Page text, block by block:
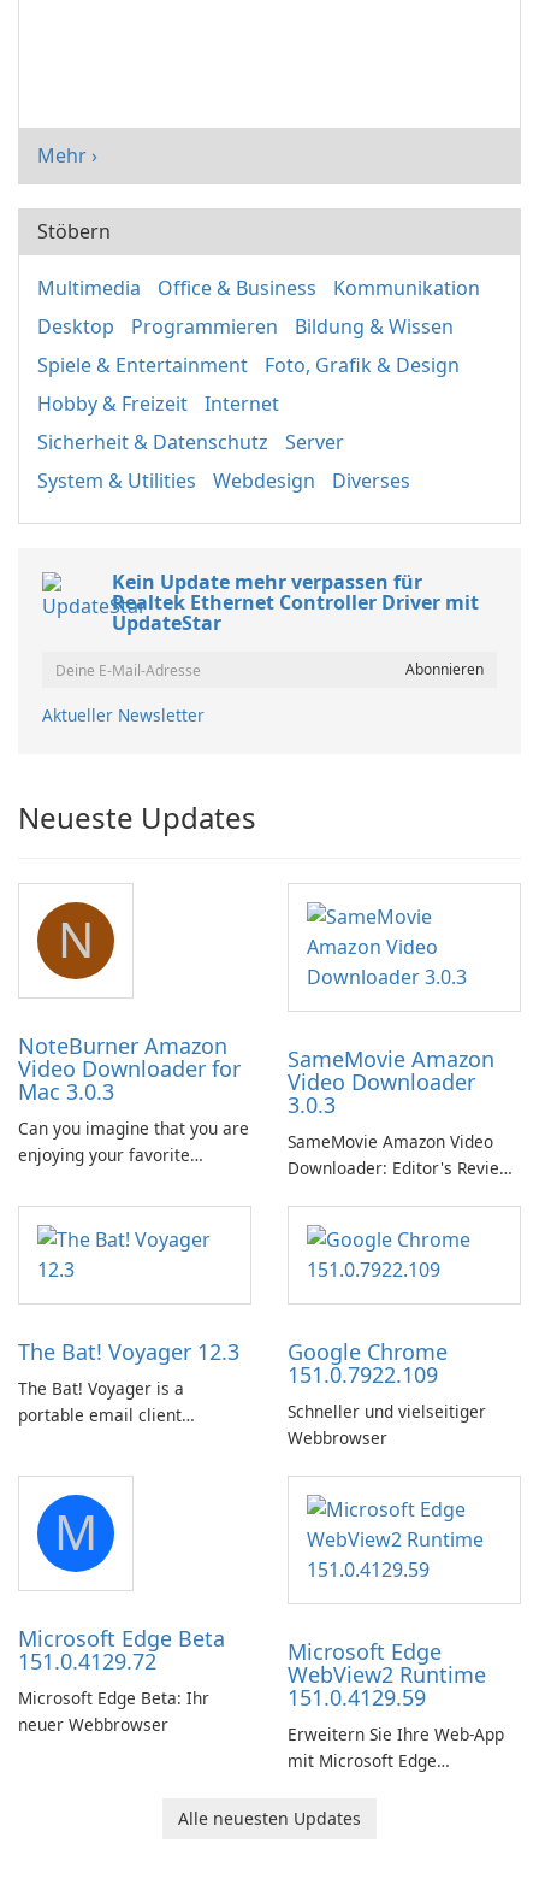
Mehr ›
Stöbern
Multimedia Office & Business
Kommunikation
Desktop
Programmieren
Bildung & Wissen
Spiele & Entertainment
Foto, Grafik & Design
Hobby & Freizeit
Internet
Sicherheit & Datenschutz
Server
System & Utilities
Webdesign Diverses
Kein Update mehr verpassen für
Realtek Ethernet Controller Driver mit
UpdateStar
Aktueller Newsletter
Neueste Updates
N
NoteBurner Amazon
Video Downloader for
Mac 3.0.3
Can you imagine that you are
enjoying your favorite
lying on the beach, camping
in the woods or even during
your long commute to work
SameMovie Amazon
Video Downloader
3.0.3
SameMovie Amazon Video
Downloader: Editor's Review
Downloader is a desktop
utility for saving Amazon
Prime Video titles and other
Amazon web-player content
The Bat! Voyager 12.3
The Bat! Voyager is a
portable email client
portable media on any
computer running Microsoft
Windows.
Google Chrome
151.0.7922.109
Schneller und vielseitiger
Webbrowser
M
Microsoft Edge Beta
151.0.4129.72
Microsoft Edge Beta: Ihr
neuer Webbrowser
Microsoft Edge
WebView2 Runtime
151.0.4129.59
Erweitern Sie Ihre Web-App
mit Microsoft Edge
Alle neuesten Updates